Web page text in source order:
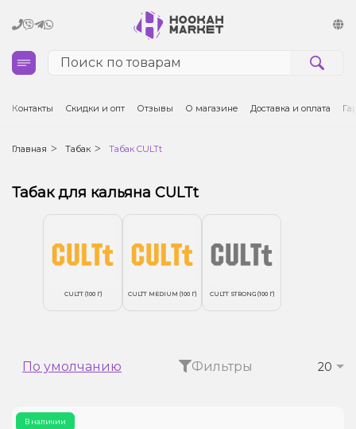
Кальяны
Табак для кальяна и кальянные смеси
Чаши для кальяна
Аксессуары для кальяна
Электронные сигареты (POD)
Жидкости для электронных сигарет
Подарочные наборы
Контакты Скидки и опт Отзывы О магазине Доставка и оплата
Главная Табак Табак CULTt
Табак для кальяна CULTt
CULTT (100 Г) CULTT MEDIUM (100 Г) CULTT STRONG (100 Г)
По умолчанию Фильтры 20
В наличии